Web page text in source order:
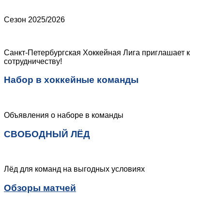
Сезон 2025/2026
Санкт-Петербургская Хоккейная Лига приглашает к
сотрудничеству!
Набор в хоккейные команды
Объявления о наборе в команды
СВОБОДНЫЙ ЛЁД
Лёд для команд на выгодных условиях
Обзоры матчей